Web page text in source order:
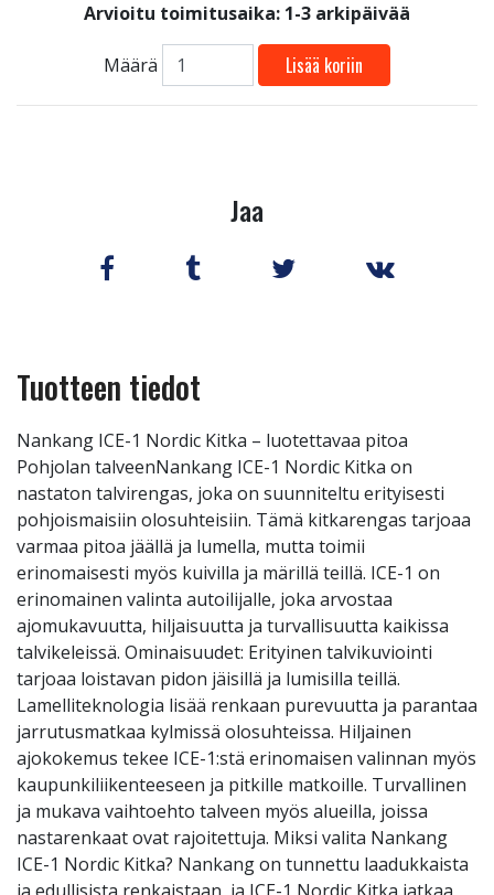
Arvioitu toimitusaika: 1-3 arkipäivää
Määrä Lisää koriin
Jaa
Tuotteen tiedot
Nankang ICE-1 Nordic Kitka – luotettavaa pitoa
Pohjolan talveenNankang ICE-1 Nordic Kitka on
nastaton talvirengas, joka on suunniteltu erityisesti
pohjoismaisiin olosuhteisiin. Tämä kitkarengas tarjoaa
varmaa pitoa jäällä ja lumella, mutta toimii
erinomaisesti myös kuivilla ja märillä teillä. ICE-1 on
erinomainen valinta autoilijalle, joka arvostaa
ajomukavuutta, hiljaisuutta ja turvallisuutta kaikissa
talvikeleissä. Ominaisuudet: Erityinen talvikuviointi
tarjoaa loistavan pidon jäisillä ja lumisilla teillä.
Lamelliteknologia lisää renkaan purevuutta ja parantaa
jarrutusmatkaa kylmissä olosuhteissa. Hiljainen
ajokokemus tekee ICE-1:stä erinomaisen valinnan myös
kaupunkiliikenteeseen ja pitkille matkoille. Turvallinen
ja mukava vaihtoehto talveen myös alueilla, joissa
nastarenkaat ovat rajoitettuja. Miksi valita Nankang
ICE-1 Nordic Kitka? Nankang on tunnettu laadukkaista